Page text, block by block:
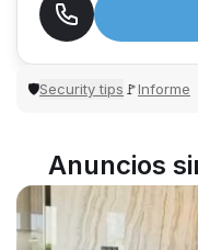
🛡Security tips 🚩Informe
Anuncios